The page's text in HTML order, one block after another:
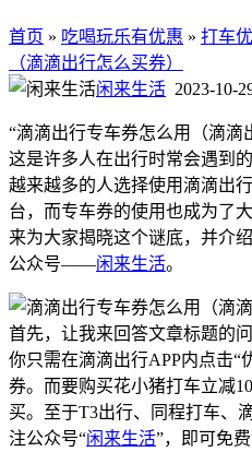
首页 » 吃喝玩乐有优惠 » 打车
（滴滴出行怎么买券）
闲来生活 2023-10-
“滴滴出行专车券怎么用（滴滴
这是许多人在出行时常会遇到
越来越多的人选择使用滴滴出
台，而专车券的使用也成为了
来为大家揭晓这个谜底，并介
公众号——闲来生活。
首先，让我来回答文章标题的
你只需在滴滴出行APP内点击“
券。而要购买花小猪打车立减
买。至于T3出行、同程打车、
注公众号“闲来生活”，即可免费